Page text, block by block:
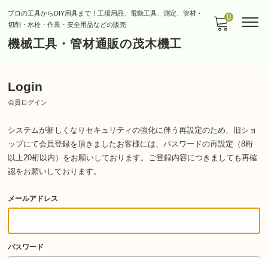
プロの工具からDIY用具まで！工場用品、電動工具、測定、管材・
切削・水栓・作業・安全用品などの販売
機械工具・管材通販の茂木機工
0
Login
会員ログイン
システムが新しくなりセキュリティの強化に伴う再設定のため、旧ショ
ップにて会員登録を頂きましたお客様には、パスワードの再設定（8桁
以上20桁以内）をお願いしております。 ご登録内容につきましても再確
認をお願いしております。
メールアドレス
パスワード